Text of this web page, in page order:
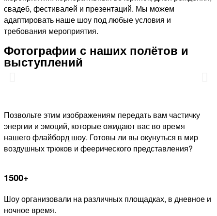
свадеб, фестивалей и презентаций. Мы можем
адаптировать наше шоу под любые условия и
требования мероприятия.
Фотографии с наших полётов и
выступлений
Позвольте этим изображениям передать вам частичку
энергии и эмоций, которые ожидают вас во время
нашего флайборд шоу. Готовы ли вы окунуться в мир
воздушных трюков и феерического представления?
1500+
Шоу организовали на различных площадках, в дневное и
ночное время.